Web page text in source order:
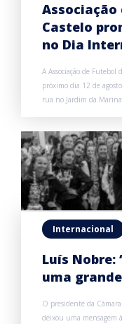
Associação
Castelo
no Dia
A Associação de Futebol
próximo dia 12 de
rua no Jardim da
Internacional
Luís Nobre:
uma
O presidente da
deixou uma mensagem